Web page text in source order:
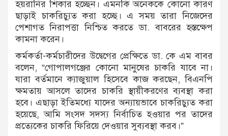
হয়রানির শিকার হচ্ছেন। এমনকি অনেককে কোনো কারণ
ছাড়াই চাকরিচ্যুত করা হচ্ছে। এ সময় তারা নিজেদের
পেশাগত নিরাপত্তা নিশ্চিত করতে ডা. বাবরের হস্তক্ষেপ
কামনা করেন।
কর্মকর্তা-কর্মচারীদের উদ্বেগের প্রেক্ষিতে ডা. কে এম বাবর
বলেন, “গোপালগঞ্জের কোনো মানুষের চাকরি যাবে না।
যারা বর্তমানে ক্যাজুয়াল হিসেবে কাজ করছেন, বিএনপি
ক্ষমতায় আসলে তাদের চাকরি স্থায়ীকরণের ব্যবস্থা করা
হবে। এছাড়া ইতিমধ্যে যাদের অন্যায়ভাবে চাকরিচ্যুত করা
হয়েছে, আমি সংসদ সদস্য নির্বাচিত হওয়ার পর তাদের
প্রত্যেকের চাকরি ফিরিয়ে দেওয়ার সুব্যবস্থা করব।”